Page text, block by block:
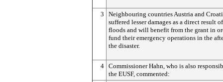
3
Neighbouring countries Austria and
suffered lesser damages as a direct result
floods and will benefit from the grant in
fund their emergency operations in the
the disaster.
4 Commissioner Hahn, who is also
the EUSF, commented: